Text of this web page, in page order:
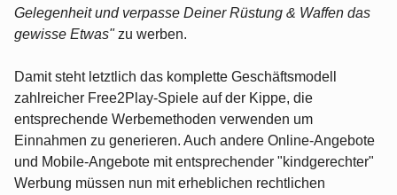
Gelegenheit und verpasse Deiner Rüstung & Waffen das
gewisse Etwas"zu werben.
Damit steht letztlich das komplette Geschäftsmodell
zahlreicher Free2Play-Spiele auf der Kippe, die
entsprechende Werbemethoden verwenden um
Einnahmen zu generieren. Auch andere Online-Angebote
und Mobile-Angebote mit entsprechender "kindgerechter"
Werbung müssen nun mit erheblichen rechtlichen